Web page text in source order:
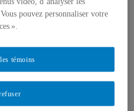
carnets
pouvez personnaliser votre
».
témoins